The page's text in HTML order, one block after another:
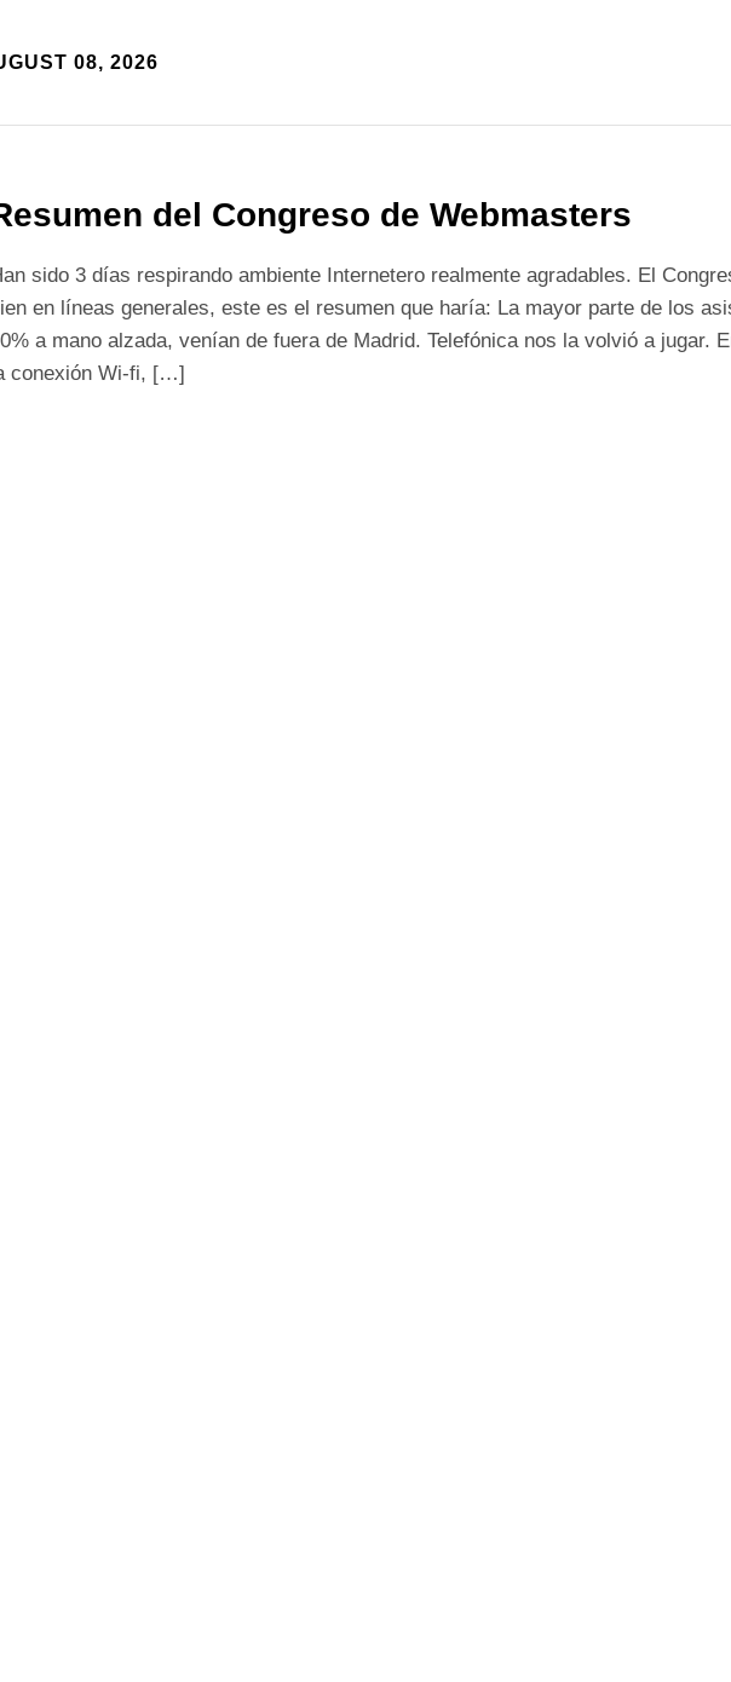
08, 2026
del Congreso de Webmasters
sido 3 días respirando ambiente Internetero realmente agradables. El
en líneas generales, este es el resumen que haría: La mayor parte de los
a mano alzada, venían de fuera de Madrid. Telefónica nos la volvió a jugar.
conexión Wi-fi, […]